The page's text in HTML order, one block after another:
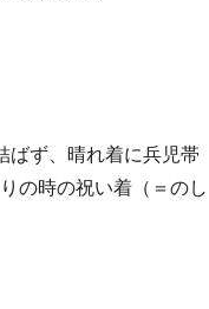
ばず、晴れ着に兵児帯
の時の祝い着（＝のし